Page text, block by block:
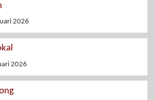
2026
2026